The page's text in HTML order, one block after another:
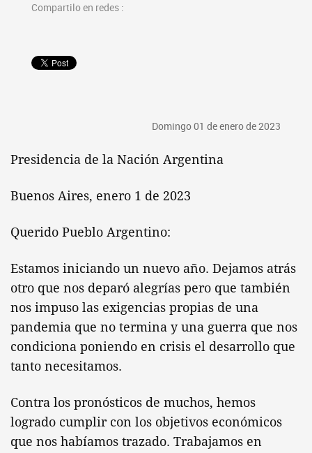
Compartilo en redes :
Domingo 01 de enero de 2023
Presidencia de la Nación Argentina
Buenos Aires, enero 1 de 2023
Querido Pueblo Argentino:
Estamos iniciando un nuevo año. Dejamos atrás
otro que nos deparó alegrías pero que también
nos impuso las exigencias propias de una
pandemia que no termina y una guerra que nos
condiciona poniendo en crisis el desarrollo que
tanto necesitamos.
Contra los pronósticos de muchos, hemos
logrado cumplir con los objetivos económicos
que nos habíamos trazado. Trabajamos en